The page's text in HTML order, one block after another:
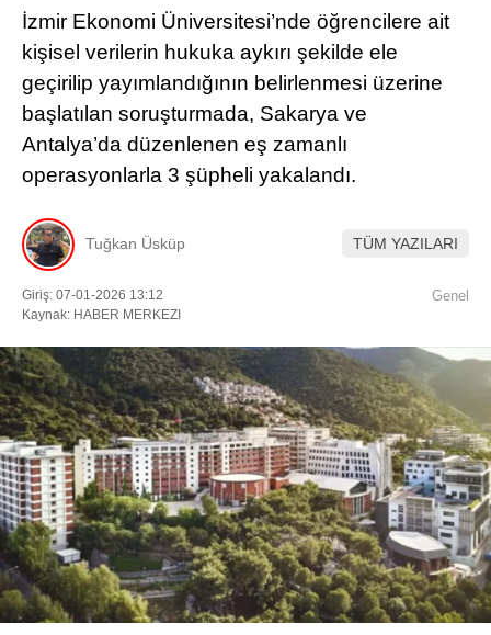
Facebook
Instagram
Youtube
TikTok
POLITIKA
SAĞLIK
KÜLTÜR-SANAT
SPOR
DIĞER
İzmir Ekonomi Üniversitesi’nde öğrencilere ait
kişisel verilerin hukuka aykırı şekilde ele
geçirilip yayımlandığının belirlenmesi üzerine
başlatılan soruşturmada, Sakarya ve
Antalya’da düzenlenen eş zamanlı
operasyonlarla 3 şüpheli yakalandı.
Tuğkan Üsküp TÜM YAZILARI
Giriş: 07-01-2026 13:12
Kaynak: HABER MERKEZI
Genel